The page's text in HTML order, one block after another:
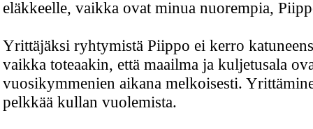
eläkkeelle, vaikka ovat minua nuorempia,
Yrittäjäksi ryhtymistä Piippo ei kerro
vaikka toteaakin, että maailma ja kuljetusala
vuosikymmenien aikana melkoisesti.
pelkkää kullan vuolemista.